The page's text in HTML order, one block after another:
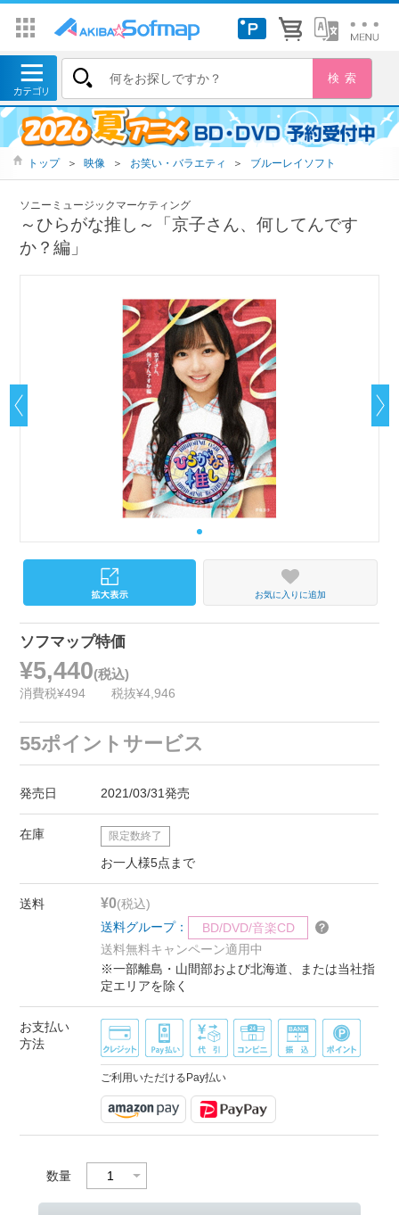
トップ ＞ 映像 ＞ お笑い・バラエティ ＞ ブルーレイソフト
ソニーミュージックマーケティング
～ひらがな推し～「京子さん、何してんです
か？編」
お気に入りに追加
ソフマップ特価
¥5,440(税込)
消費税¥494 税抜¥4,946
55ポイントサービス
発売日 2021/03/31発売
在庫 限定数終了
お一人様5点まで
送料 ¥0(税込)
送料グループ：
BD/DVD/音楽CD
送料無料キャンペーン適用中
※一部離島・山間部および北海道、または当社指
定エリアを除く
お支払い
方法
ご利用いただけるPay払い
数量